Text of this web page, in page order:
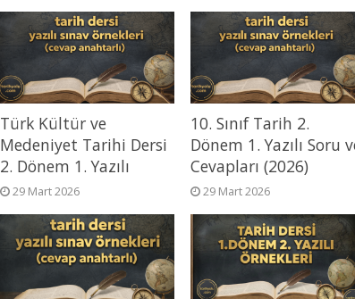
Türk Kültür ve
Medeniyet Tarihi Dersi
2. Dönem 1. Yazılı
29 Mart 2026
10. Sınıf Tarih 2.
Dönem 1. Yazılı Soru
Cevapları (2026)
29 Mart 2026